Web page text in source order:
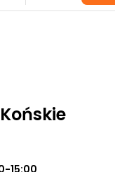
15:00